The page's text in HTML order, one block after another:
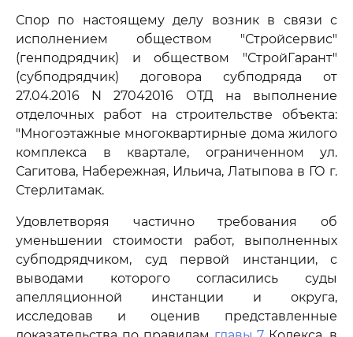
Спор по настоящему делу возник в связи с
исполнением обществом "Стройсервис"
(генподрядчик) и обществом "СтройГарант"
(субподрядчик) договора субподряда от
27.04.2016 N 27042016 ОТД на выполнение
отделочных работ на строительстве объекта:
"Многоэтажные многоквартирные дома жилого
комплекса в квартале, ограниченном ул.
Сагитова, Набережная, Ильича, Латыпова в ГО г.
Стерлитамак.
Удовлетворяя частично требования об
уменьшении стоимости работ, выполненных
субподрядчиком, суд первой инстанции, с
выводами которого согласились суды
апелляционной инстанции и округа,
исследовав и оценив представленные